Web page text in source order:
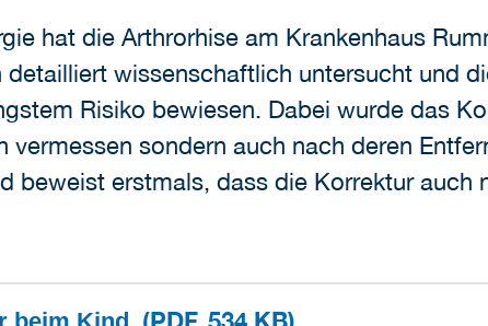
hat die Arthrorhise am Krankenhaus
wissenschaftlich untersucht und
Risiko bewiesen. Dabei wurde das
sondern auch nach deren
beweist erstmals, dass die Korrektur auch
(PDF, 534 KB)